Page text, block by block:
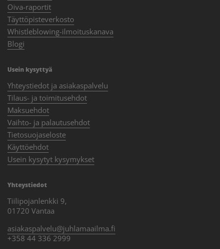
Oiva-raportit
Täyttöpisteverkosto
Whistleblowing-ilmoituskanava
Blogi
Usein kysyttyä
Yhteystiedot ja asiakaspalvelu
Tilaus- ja toimitusehdot
Maksuehdot
Vaihto- ja palautusehdot
Tietosuojaseloste
Käyttöehdot
Usein kysytyt kysymykset
Yhteystiedot
Tiilipojanlenkki 9,
01720 Vantaa
asiakaspalvelu@juhlamaailma.fi
+358 44 336 2999